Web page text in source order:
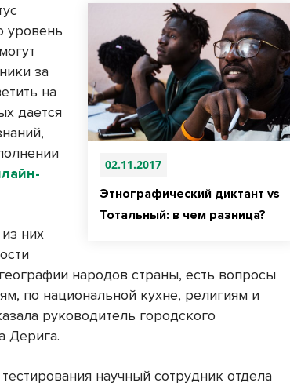
02.11.2017
Этнографический диктант vs
Тотальный: в чем разница?
уровень
за
на
дается
них
народов страны, есть вопросы
по национальной кухне, религиям и
руководитель городского
Дерига.
научный сотрудник отдела